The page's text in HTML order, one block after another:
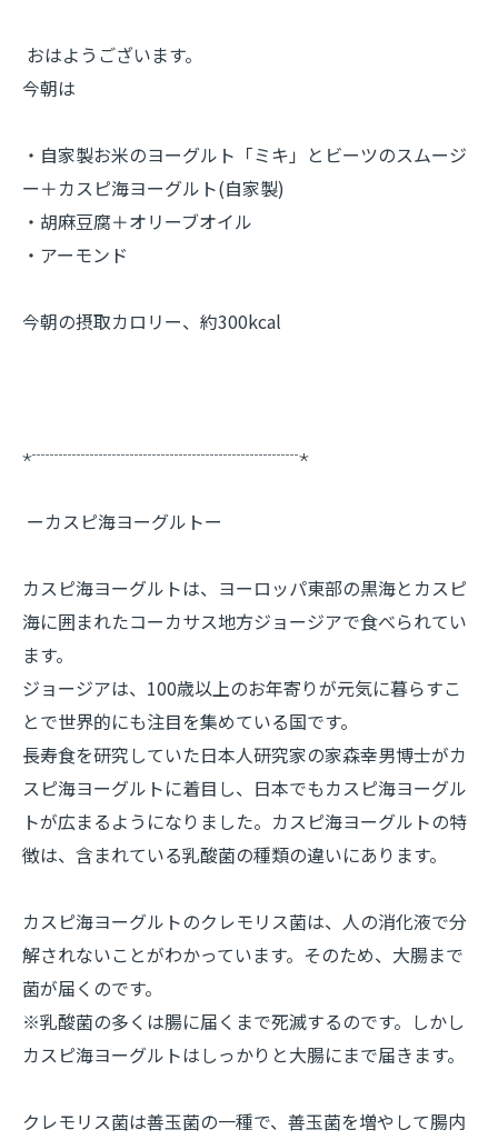
おはようございます。
今朝は
・自家製お米のヨーグルト「ミキ」とビーツのスムージ
ー＋カスピ海ヨーグルト(自家製)
・胡麻豆腐＋オリーブオイル
・アーモンド
今朝の摂取カロリー、約300kcal
⋆┈┈┈┈┈┈┈┈┈┈┈┈┈┈┈⋆
ーカスピ海ヨーグルトー
カスピ海ヨーグルトは、ヨーロッパ東部の黒海とカスピ
海に囲まれたコーカサス地方ジョージアで食べられてい
ます。
ジョージアは、100歳以上のお年寄りが元気に暮らすこ
とで世界的にも注目を集めている国です。
長寿食を研究していた日本人研究家の家森幸男博士がカ
スピ海ヨーグルトに着目し、日本でもカスピ海ヨーグル
トが広まるようになりました。カスピ海ヨーグルトの特
徴は、含まれている乳酸菌の種類の違いにあります。
カスピ海ヨーグルトのクレモリス菌は、人の消化液で分
解されないことがわかっています。そのため、大腸まで
菌が届くのです。
※乳酸菌の多くは腸に届くまで死滅するのです。しかし
カスピ海ヨーグルトはしっかりと大腸にまで届きます。
クレモリス菌は善玉菌の一種で、善玉菌を増やして腸内